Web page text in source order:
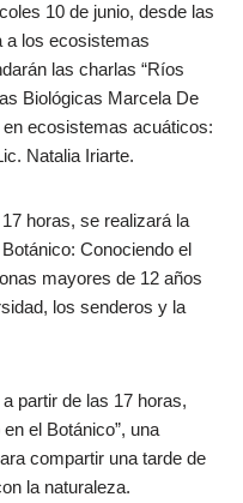
10 de junio, desde las
a los ecosistemas
las charlas “Ríos
Biológicas Marcela De
ecosistemas acuáticos:
Natalia Iriarte.
horas, se realizará la
Conociendo el
mayores de 12 años
los senderos y la
partir de las 17 horas,
el Botánico”, una
compartir una tarde de
la naturaleza.